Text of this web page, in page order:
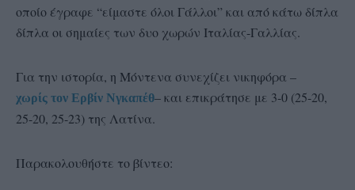
οποίο έγραφε “είμαστε όλοι Γάλλοι” και από κάτω δίπλα
δίπλα οι σημαίες των δυο χωρών Ιταλίας-Γαλλίας.
Για την ιστορία, η Μόντενα συνεχίζει νικηφόρα –
χωρίς τον Ερβίν Νγκαπέθ– και επικράτησε με 3-0 (25-20,
25-20, 25-23) της Λατίνα.
Παρακολoυθήστε το βίντεο: